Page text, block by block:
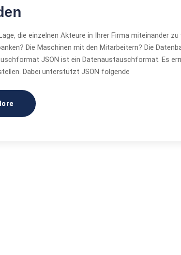
die einzelnen Akteure in Ihrer Firma miteinander
Die Maschinen mit den Mitarbeitern? Die
JSON ist ein Datenaustauschformat. Es
Dabei unterstützt JSON folgende